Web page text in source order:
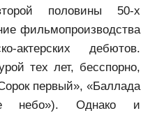
половины 50-х
фильмопроизводства
актерских дебютов.
тех лет, бесспорно,
первый», «Баллада
небо»). Однако и